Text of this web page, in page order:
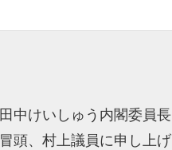
中けいしゅう内閣委員長
頭、村上議員に申し上げ